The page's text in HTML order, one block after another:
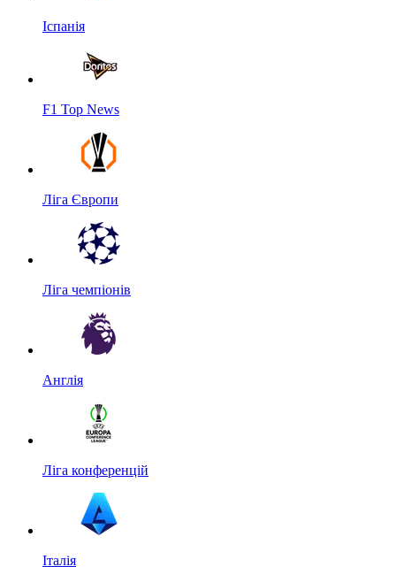
Іспанія
F1 Top News
Ліга Європи
Ліга чемпіонів
Англія
Ліга конференцій
Італія